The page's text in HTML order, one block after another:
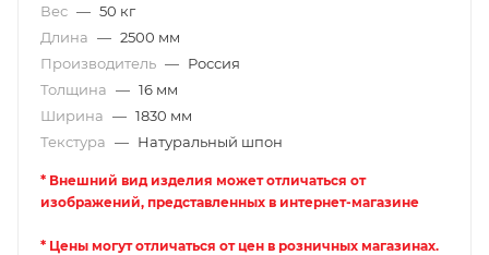
Вес — 50 кг
Длина — 2500 мм
Производитель — Россия
Толщина — 16 мм
Ширина — 1830 мм
Текстура — Натуральный шпон
* Внешний вид изделия может отличаться от
изображений, представленных в интернет-магазине
* Цены могут отличаться от цен в розничных магазинах.